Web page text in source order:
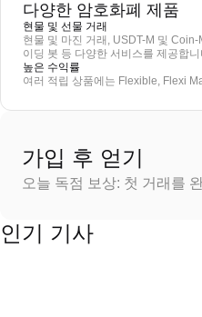
다양한 암호화폐 제품
현물 및 선물 거래
현물 및 마진 거래, USDT-M 및 Coin-
이딩 봇 등 다양한 서비스를 제공합
높은 수익률
여러 적립 상품에는 Flexible, Flexi
가입 후 얻기
오늘 독점 보상: 첫 거래를
인기 기사